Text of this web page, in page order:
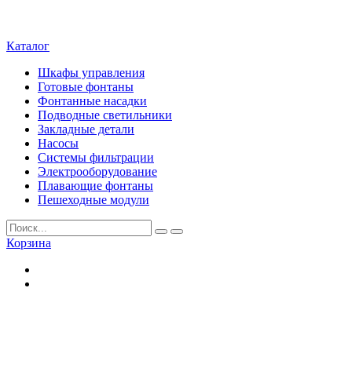
Каталог
Шкафы управления
Готовые фонтаны
Фонтанные насадки
Подводные светильники
Закладные детали
Насосы
Системы фильтрации
Электрооборудование
Плавающие фонтаны
Пешеходные модули
Корзина